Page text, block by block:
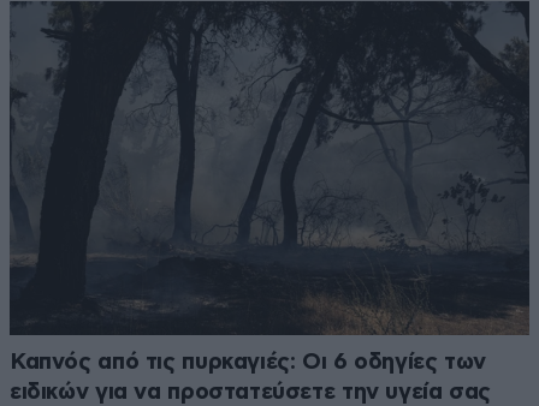
Καπνός από τις πυρκαγιές: Οι 6 οδηγίες των
ειδικών για να προστατεύσετε την υγεία σας